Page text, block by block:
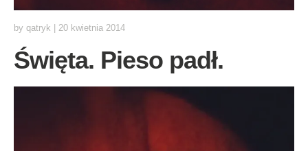
by qatryk 20 kwietnia 2014
Święta. Pieso padł.